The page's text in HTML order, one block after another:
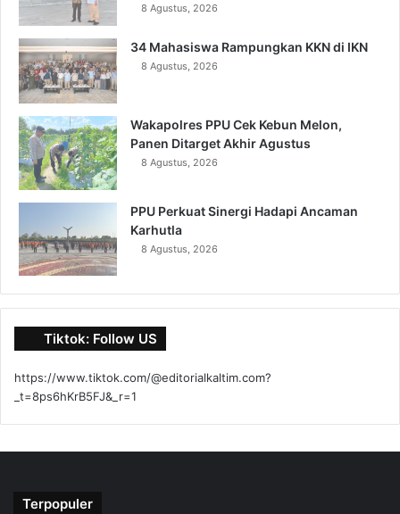
8 Agustus, 2026
34 Mahasiswa Rampungkan KKN di IKN
8 Agustus, 2026
Wakapolres PPU Cek Kebun Melon,
Panen Ditarget Akhir Agustus
8 Agustus, 2026
PPU Perkuat Sinergi Hadapi Ancaman
Karhutla
8 Agustus, 2026
Tiktok: Follow US
https://www.tiktok.com/@editorialkaltim.com?
_t=8ps6hKrB5FJ&_r=1
Terpopuler